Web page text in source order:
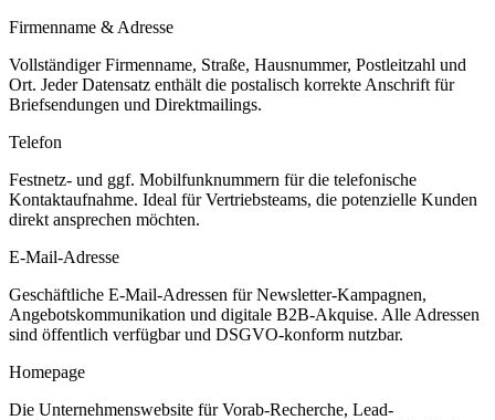
Firmenname & Adresse
Vollständiger Firmenname, Straße, Hausnummer, Postleitzahl und
Ort. Jeder Datensatz enthält die postalisch korrekte Anschrift für
Briefsendungen und Direktmailings.
Telefon
Festnetz- und ggf. Mobilfunknummern für die telefonische
Kontaktaufnahme. Ideal für Vertriebsteams, die potenzielle Kunden
direkt ansprechen möchten.
E-Mail-Adresse
Geschäftliche E-Mail-Adressen für Newsletter-Kampagnen,
Angebotskommunikation und digitale B2B-Akquise. Alle Adressen
sind öffentlich verfügbar und DSGVO-konform nutzbar.
Homepage
Die Unternehmenswebsite für Vorab-Recherche, Lead-